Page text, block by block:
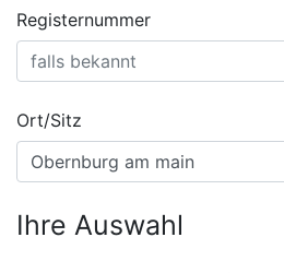
Registernummer
Ort/Sitz
Ihre Auswahl